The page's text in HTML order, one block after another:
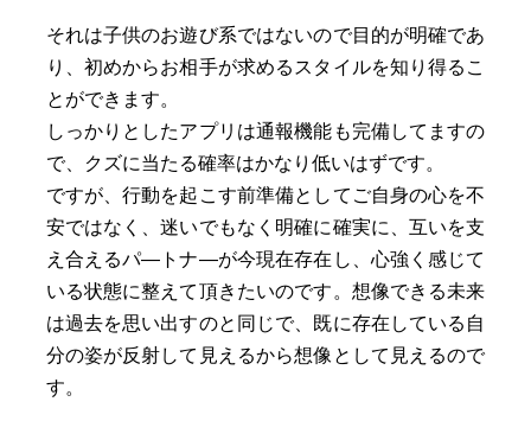
それは子供のお遊び系ではないので目的が明確であ
り、初めからお相手が求めるスタイルを知り得るこ
とができます。
しっかりとしたアプリは通報機能も完備してますの
で、クズに当たる確率はかなり低いはずです。
ですが、行動を起こす前準備としてご自身の心を不
安ではなく、迷いでもなく明確に確実に、互いを支
え合えるパ―トナ―が今現在存在し、心強く感じて
いる状態に整えて頂きたいのです。想像できる未来
は過去を思い出すのと同じで、既に存在している自
分の姿が反射して見えるから想像として見えるので
す。